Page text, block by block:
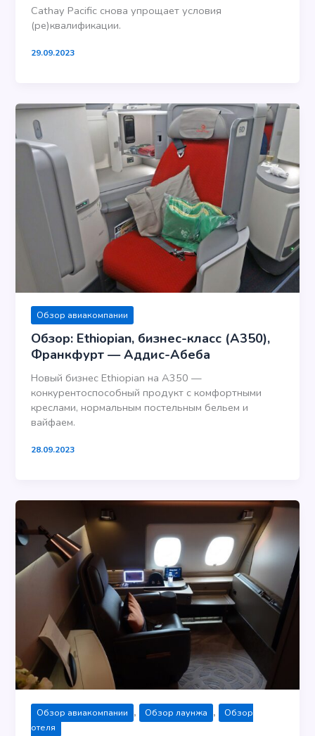
Cathay Pacific снова упрощает условия
(ре)квалификации.
29.09.2023
Обзор авиакомпании
Обзор: Ethiopian, бизнес-класс (А350),
Франкфурт — Аддис-Абеба
Новый бизнес Ethiopian на А350 —
конкурентоспособный продукт с комфортными
креслами, нормальным постельным бельем и
вайфаем.
28.09.2023
Обзор авиакомпании , Обзор лаунжа ,
Обзор
отеля